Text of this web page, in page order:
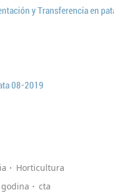
y Transferencia en
08-2019
Horticultura
cta